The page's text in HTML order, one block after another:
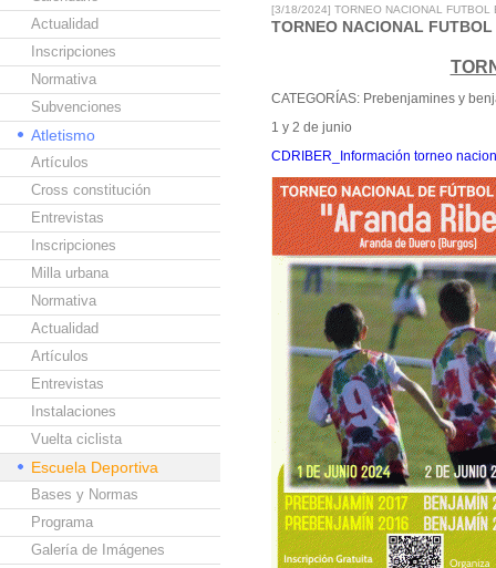
Actualidad
Inscripciones
Normativa
Subvenciones
Atletismo
Artículos
Cross constitución
Entrevistas
Inscripciones
Milla urbana
Normativa
Actualidad
Artículos
Entrevistas
Instalaciones
Vuelta ciclista
Escuela Deportiva
Bases y Normas
Programa
Galería de Imágenes
[3/18/2024] TORNEO NACIONAL FUTBOL
TORNEO NACIONAL
CATEGORÍAS: Prebenjamines y
1 y 2 de junio
CDRIBER_Información torneo